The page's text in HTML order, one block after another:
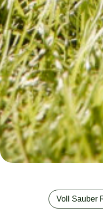
Voll Sauber